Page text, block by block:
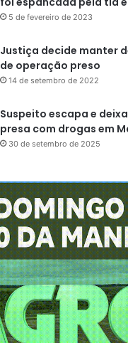
5 de fevereiro de 2023
Justiça decide manter
de operação preso
14 de setembro de 2022
Suspeito escapa e
presa com drogas em
30 de setembro de 2025